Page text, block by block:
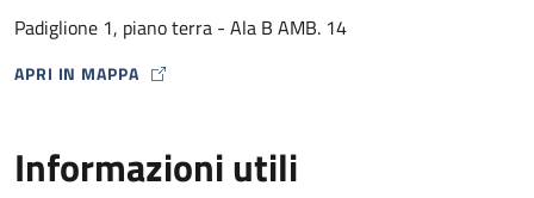
Padiglione 1, piano terra - Ala B AMB. 14
APRI IN MAPPA
MAP ICON
Informazioni utili